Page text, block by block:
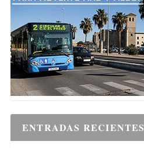
ENTRADAS RECIENTES